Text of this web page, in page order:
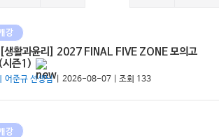
강
활과윤리] 2027 FINAL FIVE ZONE 모의고
시즌1)
어준규 선생님| 2026-08-07 | 조회 133
강